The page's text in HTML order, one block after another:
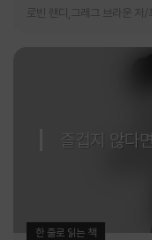
즐겁지 않다
한 줄로 읽는 책